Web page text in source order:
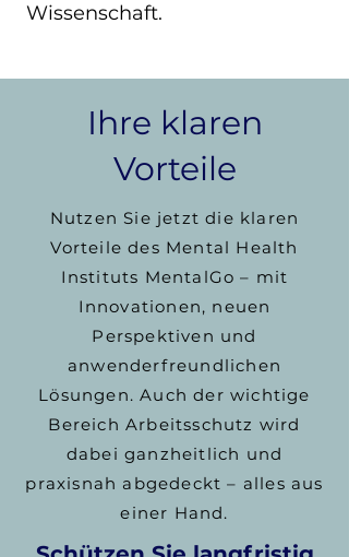
Wissenschaft.
Ihre klaren
Vorteile
Nutzen Sie jetzt die klaren
Vorteile des Mental Health
Instituts MentalGo – mit
Innovationen, neuen
Perspektiven und
anwenderfreundlichen
Lösungen. Auch der wichtige
Bereich Arbeitsschutz wird
dabei ganzheitlich und
praxisnah abgedeckt – alles aus
einer Hand.